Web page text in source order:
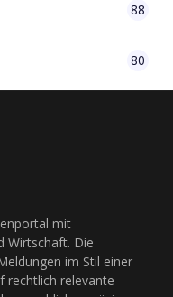
88
80
mit
Wirtschaft. Die
im Stil einer
rechtlich relevante